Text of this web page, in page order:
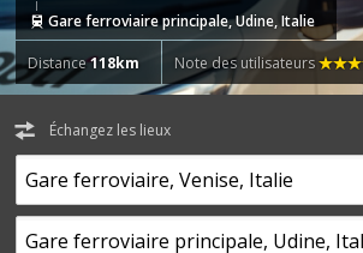
Gare ferroviaire principale, Udine, Italie
Distance118km Note des utilisateurs
Échangez les lieux